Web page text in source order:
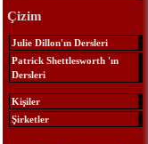
Çizim
Julie Dillon'ın Dersleri
Patrick Shettlesworth 'ın
Dersleri
Kişiler
Şirketler